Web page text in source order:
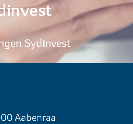
Sydinvest
Aabenraa